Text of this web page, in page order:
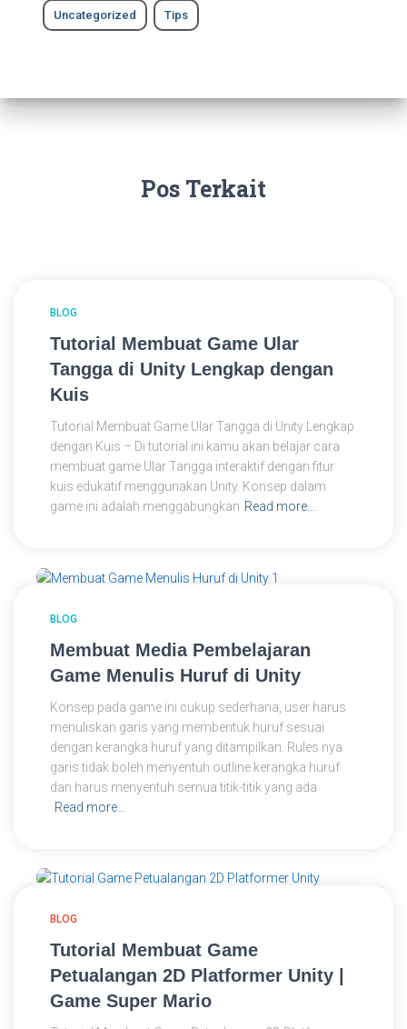
Uncategorized Tips
Pos Terkait
BLOG
Tutorial Membuat Game Ular
Tangga di Unity Lengkap dengan
Kuis
Tutorial Membuat Game Ular Tangga di Unity Lengkap
dengan Kuis – Di tutorial ini kamu akan belajar cara
membuat game Ular Tangga interaktif dengan fitur
kuis edukatif menggunakan Unity. Konsep dalam
game ini adalah menggabungkan Read more…
BLOG
Membuat Media Pembelajaran
Game Menulis Huruf di Unity
Konsep pada game ini cukup sederhana, user harus
menuliskan garis yang membentuk huruf sesuai
dengan kerangka huruf yang ditampilkan. Rules nya
garis tidak boleh menyentuh outline kerangka huruf
dan harus menyentuh semua titik-titik yang ada
Read more…
BLOG
Tutorial Membuat Game
Petualangan 2D Platformer Unity |
Game Super Mario